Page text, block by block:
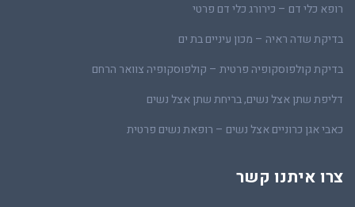
רופא כלי דם – כירורג כלי דם פרטי
בדיקת שדה ראיה – מכון עיניים בת ים
בדיקת קולפוסקופיה פרטית – קולפוסקופיה צוואר הרחם
דליפת שתן אצל נשים, בריחת שתן אצל נשים
כאבי אגן כרוניים אצל נשים – רופאת נשים פרטית
צרו איתנו קשר